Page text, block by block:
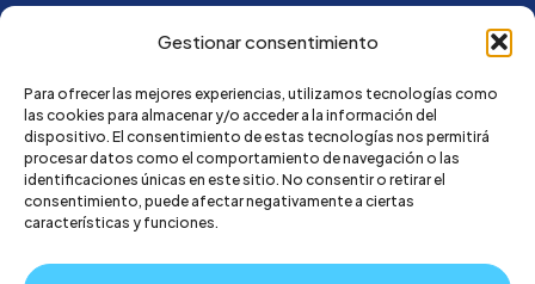
Gestionar consentimiento
Para ofrecer las mejores experiencias, utilizamos tecnologías como
las cookies para almacenar y/o acceder a la información del
dispositivo. El consentimiento de estas tecnologías nos permitirá
procesar datos como el comportamiento de navegación o las
identificaciones únicas en este sitio. No consentir o retirar el
consentimiento, puede afectar negativamente a ciertas
características y funciones.
Puedes ponerte en contacto con nosotros
hola@credi4me.com